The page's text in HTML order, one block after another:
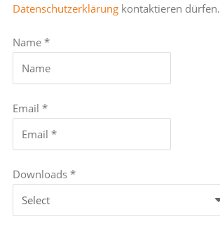
Datenschutzerklärung kontaktieren dürfen.
Name *
Email *
Downloads *